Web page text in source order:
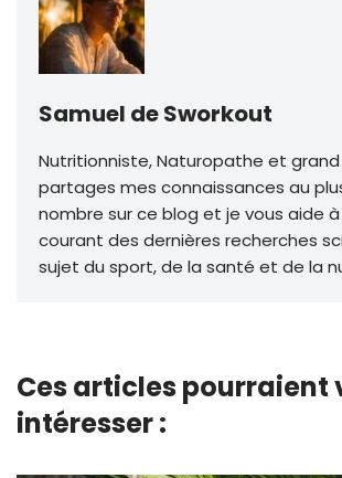
Samuel de Sworkout
Nutritionniste, Naturopathe et
partages mes connaissances au
nombre sur ce blog et je vous aide
courant des dernières recherches
sujet du sport, de la santé et de la
Ces articles pourraient
intéresser :